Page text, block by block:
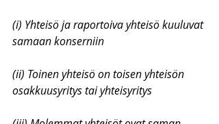
(i) Yhteisö ja raportoiva yhteisö kuuluvat
samaan konserniin
(ii) Toinen yhteisö on toisen yhteisön
osakkuusyritys tai yhteisyritys